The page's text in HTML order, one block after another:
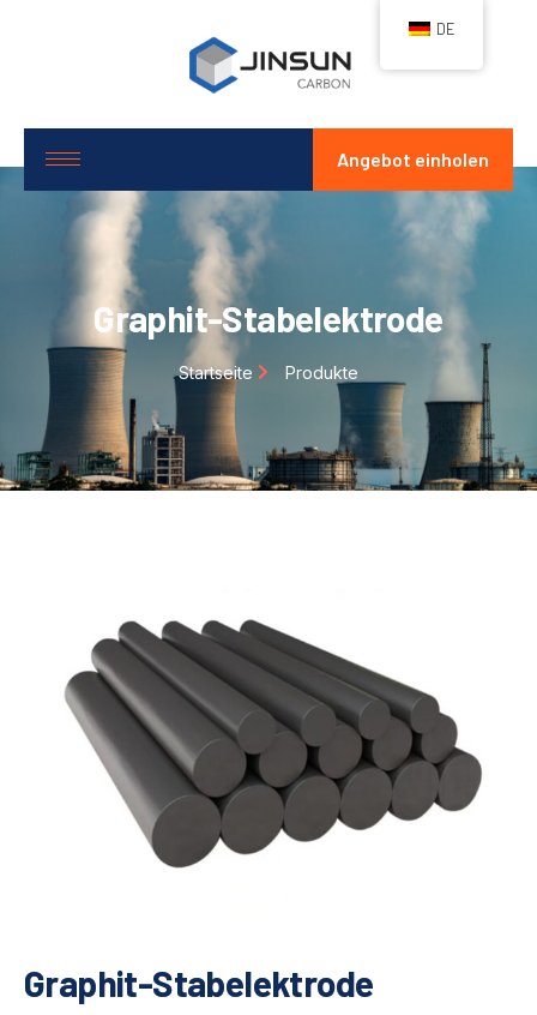
Angebot einholen
Graphit-Stabelektrode
Startseite Produkte
Graphit-Stabelektrode
DE